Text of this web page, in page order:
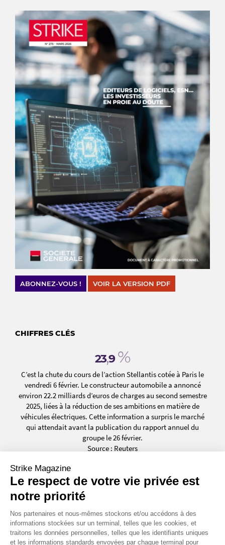
ABONNEZ-VOUS ! VOIR LA VERSION PDF
CHIFFRES CLÉS
23,9%
C’est la chute du cours de l’action Stellantis cotée à Paris le
vendredi 6 février. Le constructeur automobile a annoncé
environ 22.2 milliards d’euros de charges au second semestre
2025, liées à la réduction de ses ambitions en matière de
véhicules électriques. Cette information a surpris le marché
qui attendait avant la publication du rapport annuel du
groupe le 26 février.
Source : Reuters
100ans
C’est la durée de l’obligation d’un milliard de livres sterling
émise par Alphabet (Google). Une opération exceptionnelle
dans la tech : l’obligation centenaire rémunérée à 6,125 % a
été lancée dans le cadre d’une levée de fonds destinée à
financer les 175 à 185 milliards de dollars d’investissements
Strike Magazine
Le respect de votre vie privée est
notre priorité
Nos partenaires et nous-mêmes stockons et/ou accédons à des
informations stockées sur un terminal, telles que les cookies, et
traitons les données personnelles, telles que les identifiants uniques
et les informations standards envoyées par chaque terminal pour